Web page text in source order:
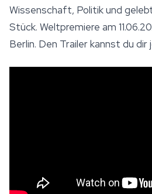
Wissenschaft, Politik und
Stück. Weltpremiere am
Berlin. Den Trailer kannst du